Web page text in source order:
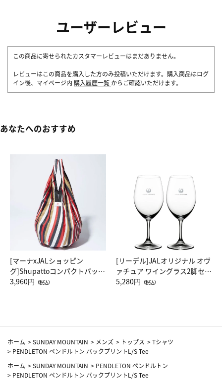
ユーザーレビュー
この商品に寄せられたカスタマーレビューはまだありません。
レビューはこの商品を購入した方のみ投稿いただけます。購入商品はログ
イン後、マイページ内 購入履歴一覧 からご確認いただけます。
あなたへのおすすめ
[マーナxJALショッピン
グ]Shupattoコンパクトバッグ
Drop JAL客室乗務員（LC）ス
3,960円 （税込）
[リーデル]JALオリジナル オヴ
ァチュア ワイングラス2脚セッ
ト（レッドワイン）
5,280円 （税込）
ホーム >SUNDAY MOUNTAIN > メンズ > トップス >Tシャツ
> PENDLETON ペンドルトン バックプリントL/S Tee
ホーム >SUNDAY MOUNTAIN > PENDLETON ペンドルトン
> PENDLETON ペンドルトン バックプリントL/S Tee